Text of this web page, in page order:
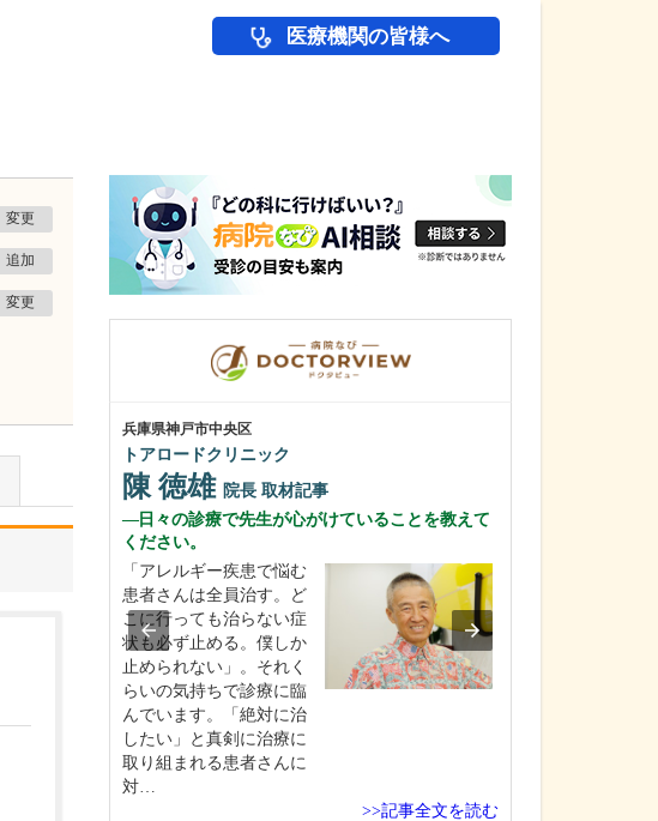
医療機関の皆様へ
変更
追加
変更
兵庫県神戸市中央区
トアロードクリニック
陳 徳雄 院長 取材記事
日々の診療で先生が心がけていることを教えて
ください。
「アレルギー疾患で悩む
患者さんは全員治す。ど
こに行っても治らない症
状も必ず止める。僕しか
止められない」。それく
らいの気持ちで診療に臨
んでいます。「絶対に治
したい」と真剣に治療に
取り組まれる患者さんに
対…
>>記事全文を読む